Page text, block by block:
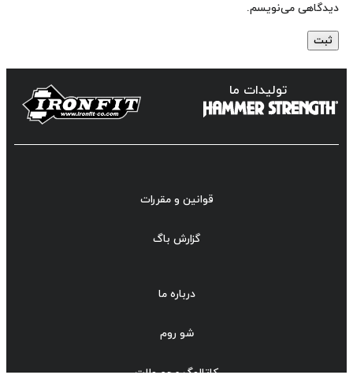
دیدگاهی می‌نویسم.
تولیدات ما
قوانین و مقررات
گزارش باگ
درباره ما
شو روم
کاتالوگ محصولات